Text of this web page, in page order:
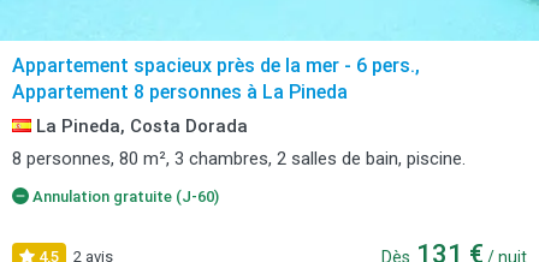
Appartement spacieux près de la mer - 6 pers.,
Appartement 8 personnes à La Pineda
La Pineda, Costa Dorada
8 personnes, 80 m², 3 chambres, 2 salles de bain, piscine.
Annulation gratuite (J-60)
4,5 2 avis Dès 131 € / nuit